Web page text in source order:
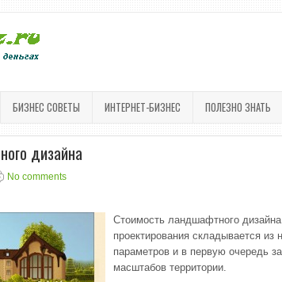
БИЗНЕС СОВЕТЫ ИНТЕРНЕТ-БИЗНЕС ПОЛЕЗНО ЗНАТЬ
дизайна
No comments
Стоимость ландшафтного дизайна
проектирования складывается из
параметров и в первую очередь
масштабов территории.